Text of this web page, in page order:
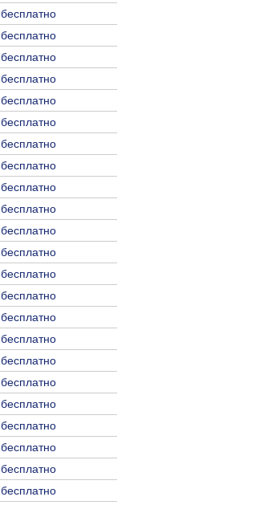
бесплатно
бесплатно
бесплатно
бесплатно
бесплатно
бесплатно
бесплатно
бесплатно
бесплатно
бесплатно
бесплатно
бесплатно
бесплатно
бесплатно
бесплатно
бесплатно
бесплатно
бесплатно
бесплатно
бесплатно
бесплатно
бесплатно
бесплатно